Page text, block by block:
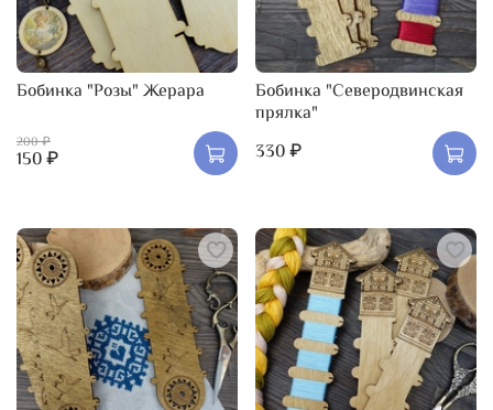
Бобинка "Розы" Жерара
200 ₽
150 ₽
Бобинка "Северодвинская
прялка"
330 ₽